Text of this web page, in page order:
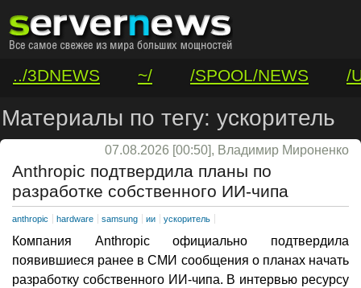
../3DNEWS ~/ /SPOOL/NEWS
/
/VAR/CONTACT
Материалы по тегу: ускоритель
07.08.2026 [00:50], Владимир Мироненко
Anthropic подтвердила планы по
разработке собственного ИИ-чипа
anthropic hardware samsung ии ускоритель
Компания Anthropic официально подтвердила
появившиеся ранее в СМИ сообщения о планах начать
разработку собственного ИИ-чипа. В интервью ресурсу